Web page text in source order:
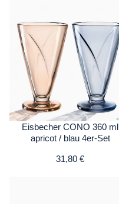
Eisbecher CONO 360 ml
apricot / blau 4er-Set
31,80 €